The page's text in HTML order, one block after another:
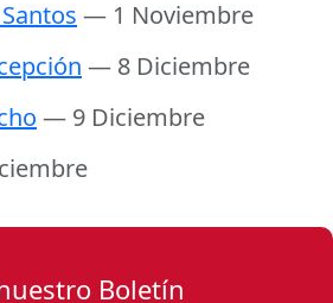
— 1 Noviembre
— 8 Diciembre
— 9 Diciembre
Boletín